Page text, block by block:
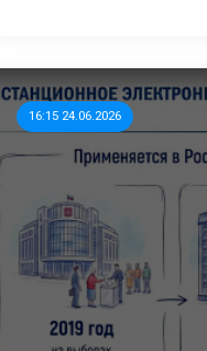
16:15 24.06.2026